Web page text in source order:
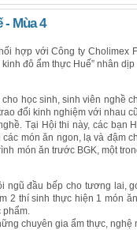
- Mùa 4
hợp với Công ty Cholimex
đô ẩm thực Huế” nhân
học sinh, sinh viên nghề
đổi kinh nghiệm với nhau
Tại Hội thi này, các bạn
món ăn ngon, lạ và đậm
món ăn trước BGK, một
ngũ đầu bếp cho tương lai,
2 thí sinh thực hiện 1 món
phẩm.
chuyên gia ẩm thực,